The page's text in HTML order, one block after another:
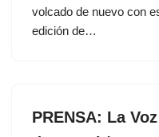
volcado de nuevo con
edición de…
PRENSA: La